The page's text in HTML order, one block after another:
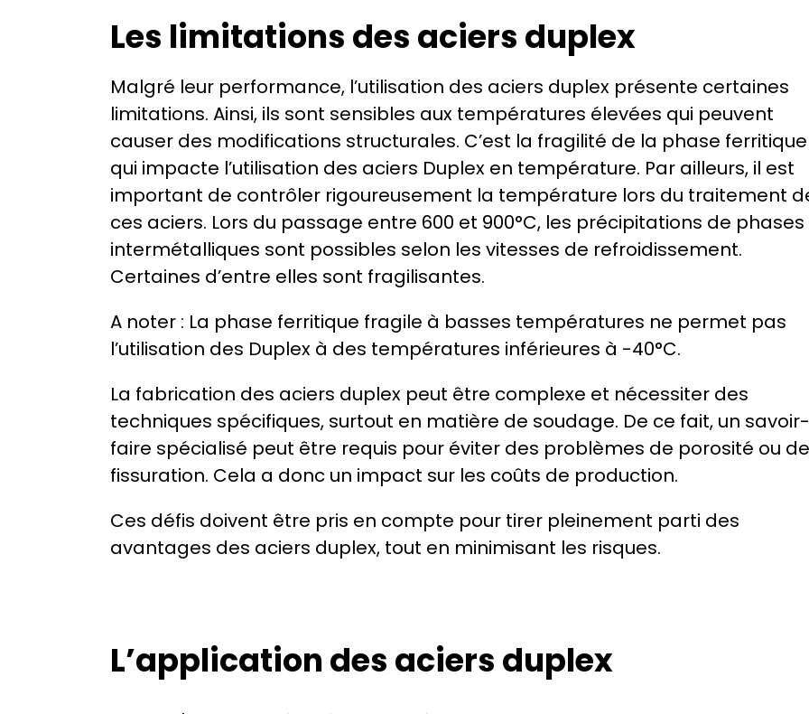
Les limitations des aciers duplex
Malgré leur performance, l’utilisation des aciers duplex présente certaines
limitations. Ainsi, ils sont sensibles aux températures élevées qui peuvent
causer des modifications structurales. C’est la fragilité de la phase ferritique
qui impacte l’utilisation des aciers Duplex en température. Par ailleurs, il est
important de contrôler rigoureusement la température lors du traitement
ces aciers. Lors du passage entre 600 et 900°C, les précipitations de phases
intermétalliques sont possibles selon les vitesses de refroidissement.
Certaines d’entre elles sont fragilisantes.
A noter : La phase ferritique fragile à basses températures ne permet pas
l’utilisation des Duplex à des températures inférieures à -40°C.
La fabrication des aciers duplex peut être complexe et nécessiter des
techniques spécifiques, surtout en matière de soudage. De ce fait, un savoir-
faire spécialisé peut être requis pour éviter des problèmes de porosité ou de
fissuration. Cela a donc un impact sur les coûts de production.
Ces défis doivent être pris en compte pour tirer pleinement parti des
avantages des aciers duplex, tout en minimisant les risques.
L’application des aciers duplex